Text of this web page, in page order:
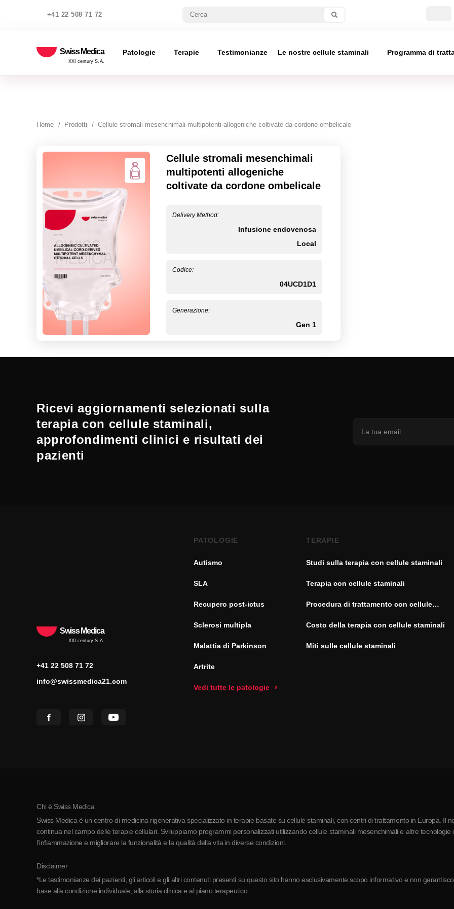
+41 22 508 71 72
Swiss Medica
XXI century S.A.
Patologie Terapie Testimonianze Le nostre cellule staminali Programma di
Home Prodotti Cellule stromali mesenchimali multipotenti allogeniche coltivate da cordone ombelicale
Cellule stromali mesenchimali
multipotenti allogeniche
coltivate da cordone ombelicale
Delivery Method:
Infusione endovenosa
Local
Codice:
04UCD1D1
Generazione:
Gen 1
Ricevi aggiornamenti selezionati sulla
terapia con cellule staminali,
approfondimenti clinici e risultati dei
pazienti
Swiss Medica
XXI century S.A.
+41 22 508 71 72
info@swissmedica21.com
PATOLOGIE
Autismo
SLA
Recupero post-ictus
Sclerosi multipla
Malattia di Parkinson
Artrite
Vedi tutte le patologie
TERAPIE
Studi sulla terapia con cellule staminali
Terapia con cellule staminali
Procedura di trattamento con cellule
Costo della terapia con cellule staminali
Miti sulle cellule staminali
Chi è Swiss Medica
Swiss Medica è un centro di medicina rigenerativa specializzato in terapie basate su cellule staminali, con centri di trattamento in Europa. Il
continua nel campo delle terapie cellulari. Sviluppiamo programmi personalizzati utilizzando cellule staminali mesenchimali e altre
l’infiammazione e migliorare la funzionalità e la qualità della vita in diverse condizioni.
Disclaimer
*Le testimonianze dei pazienti, gli articoli e gli altri contenuti presenti su questo sito hanno esclusivamente scopo informativo e non
base alla condizione individuale, alla storia clinica e al piano terapeutico.